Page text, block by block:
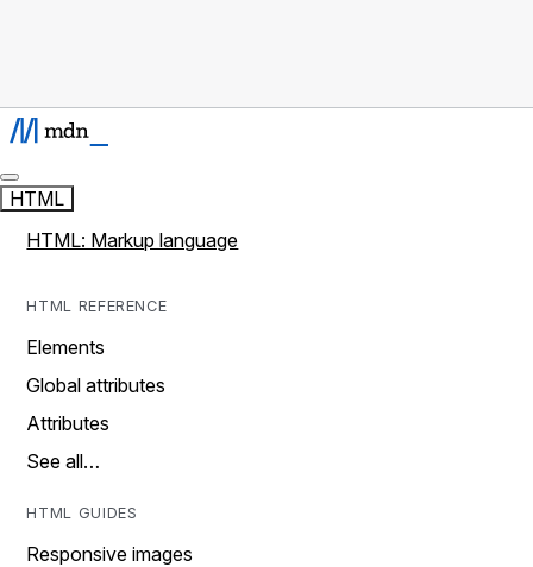
HTML
HTML: Markup language
HTML REFERENCE
Elements
Global attributes
Attributes
See all…
HTML GUIDES
Responsive images